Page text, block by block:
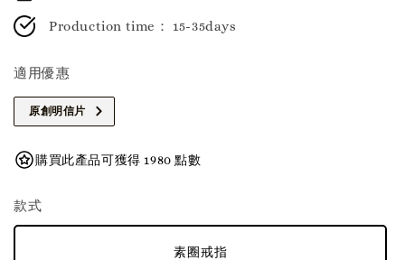
Production time： 15-35days
適用優惠
原創明信片
購買此產品可獲得 1980 點數
款式
素圈戒指